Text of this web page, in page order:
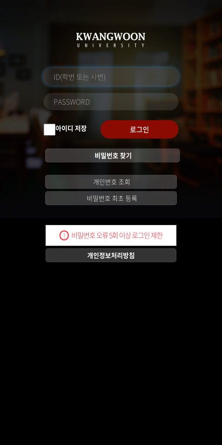
아이디 저장 로그인
비밀번호 찾기
개인번호 조회
비밀번호 최초 등록
! 비밀번호 오류 5회 이상 로그인 제한
개인정보처리방침